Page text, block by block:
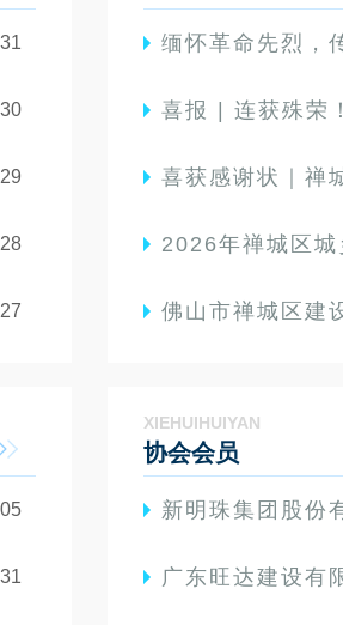
缅怀革命先烈，传承红色基因
喜报 | 连获殊荣
喜获感谢状｜禅城区
2026年禅城区城乡建设领
佛山市禅城区建设工程2026年“
XIEHUIHUIYAN
协会会员
新明珠集团股份
广东旺达建设有